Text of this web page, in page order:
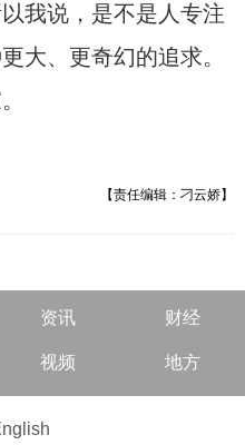
我说，是不是人专注
大、更奇幻的追求。
【责任编辑：刁云娇】
资讯 财经
视频 地方